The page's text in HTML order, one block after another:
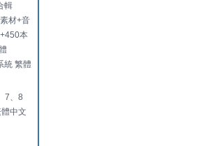
輯
材+音
本
統 繁體
7、8
中文